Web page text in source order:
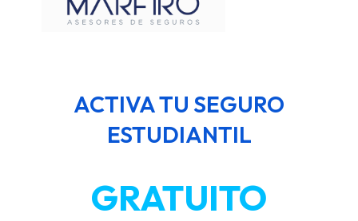
ACTIVA TU SEGURO
ESTUDIANTIL
GRATUITO